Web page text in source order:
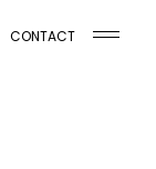
CONTACT